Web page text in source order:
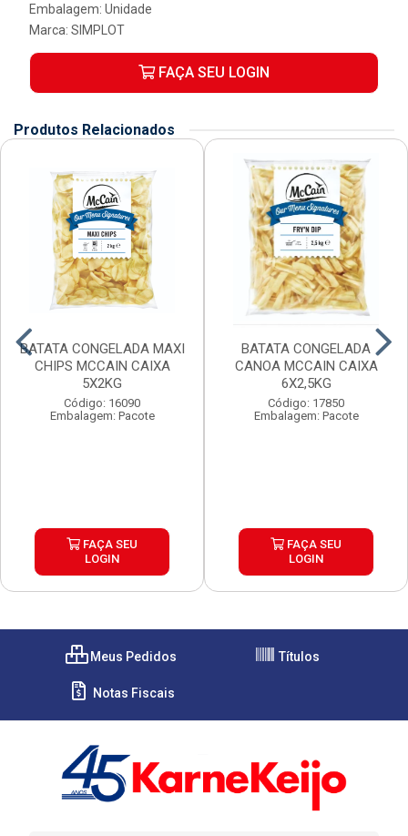
Embalagem: Unidade
Marca: SIMPLOT
FAÇA SEU LOGIN
Produtos Relacionados
BATATA CONGELADA MAXI
CHIPS MCCAIN CAIXA
5X2KG
Código: 16090
Embalagem: Pacote
FAÇA SEU
LOGIN
BATATA CONGELADA
CANOA MCCAIN CAIXA
6X2,5KG
Código: 17850
Embalagem: Pacote
FAÇA SEU
LOGIN
Meus Pedidos Títulos
Notas Fiscais